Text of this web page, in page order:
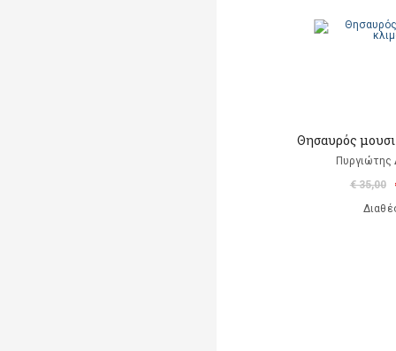
Θησαυρός
Πυργιώτης
€ 35,00